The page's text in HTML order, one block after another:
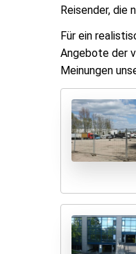
Reisender, die
Für ein
Angebote der
Meinungen